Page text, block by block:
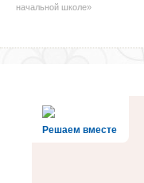
начальной школе»
Решаем вместе